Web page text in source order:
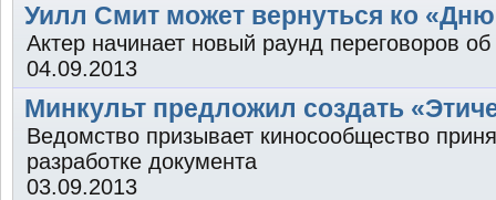
Уилл Смит может вернуться ко
Актер начинает новый раунд переговоров об
04.09.2013
Минкульт предложил создать
Ведомство призывает киносообщество
разработке документа
03.09.2013